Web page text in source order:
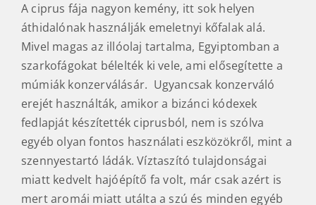
A ciprus fája nagyon kemény, itt sok helyen
áthidalónak használják emeletnyi kőfalak alá.
Mivel magas az illóolaj tartalma, Egyiptomban a
szarkofágokat bélelték ki vele, ami elősegítette a
múmiák konzerválásár. Ugyancsak konzerváló
erejét használták, amikor a bizánci kódexek
fedlapját készítették ciprusból, nem is szólva
egyéb olyan fontos használati eszközökről, mint a
szennyestartó ládák. Víztaszító tulajdonságai
miatt kedvelt hajóépítő fa volt, már csak azért is
mert aromái miatt utálta a szú és minden egyéb